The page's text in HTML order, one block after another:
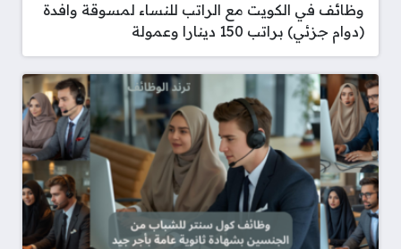
وظائف في الكويت مع الراتب للنساء لمسوقة وافدة
(دوام جزئي) براتب 150 دينارا وعمولة